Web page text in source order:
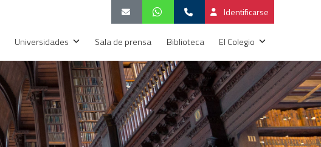
Identificarse
Universidades Sala de prensa Biblioteca El Colegio